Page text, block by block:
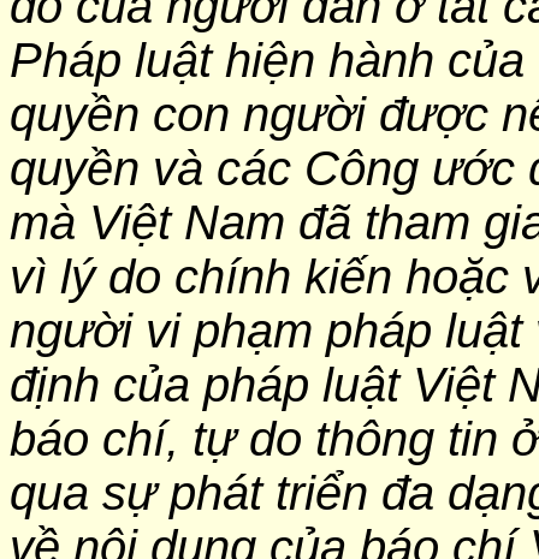
Pháp luật hiện hành
quyền con người được
quyền và các Công ước
mà Việt Nam đã tham
vì lý do chính kiến hoặc
người vi phạm pháp
định của pháp luật Việt
báo chí, tự do thông tin
qua sự phát triển đa
về nội dung của báo